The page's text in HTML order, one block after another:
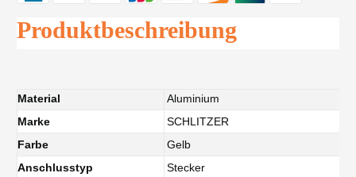
Produktbeschreibung
Material
Aluminium
Marke
SCHLITZER
Farbe
Gelb
Anschlusstyp
Stecker